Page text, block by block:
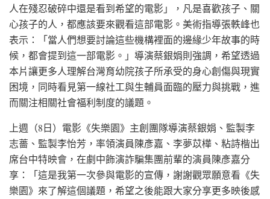
人在殘忍破碎中還是看到希望的電影」，凡是喜歡孩子、關
心孩子的人，都應該要來觀看這部電影。美術指導張軼峰也
表示：「當人們想要討論這些機構裡面的邊緣少年故事的時
候，都會提到這一部電影。」導演蔡銀娟則強調，希望透過
本片讓更多人理解台灣育幼院孩子所承受的身心創傷與現實
困境，同時看見第一線社工與生輔員面臨的壓力與挑戰，進
而關注相關社會福利制度的議題。
上週（8日）電影《失樂園》主創團隊導演蔡銀娟、監製李
志薔、監製李怡芳，率領演員陳彥嘉、李夢苡樺、粘詩楷出
席台中特映會，在劇中飾演詐騙集團前輩的演員陳彥嘉分
享：「這是我第一次參與電影的宣傳，謝謝觀眾願意看《失
樂園》來了解這個議題，希望之後能跟大家分享更多映後感